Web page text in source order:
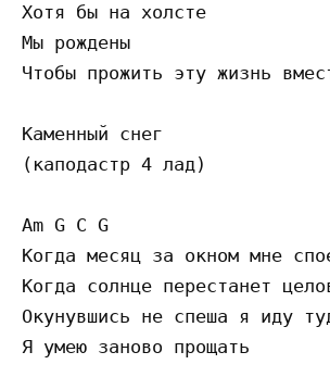
Хотя бы на холсте
Мы рождены
Чтобы прожить эту жизнь
Каменный снег
(каподастр 4 лад)
Am G C G
Когда месяц за окном мне
Когда солнце перестанет
Окунувшись не спеша я иду
Я умею заново прощать